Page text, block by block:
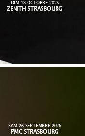
DIM 18 OCTOBRE 2026
ZENITH STRASBOURG
SAM 26 SEPTEMBRE 2026
PMC STRASBOURG